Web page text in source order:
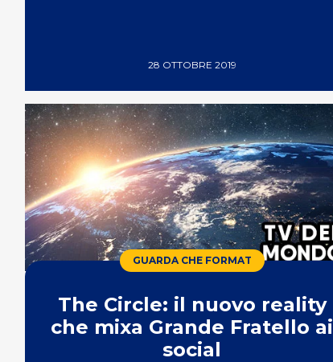
28 OTTOBRE 2019
GUARDA CHE FORMAT
The Circle: il nuovo reality
che mixa Grande Fratello ai
social